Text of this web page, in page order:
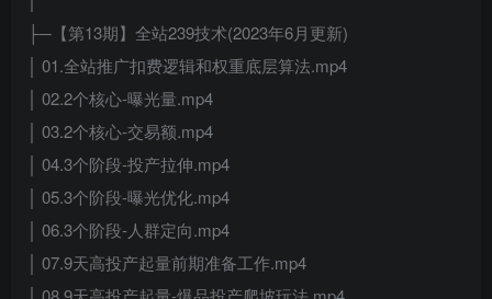
├─【第13期】全站239技术(2023年6月更新)
│ 01.全站推广扣费逻辑和权重底层算法.mp4
│ 02.2个核心-曝光量.mp4
│ 03.2个核心-交易额.mp4
│ 04.3个阶段-投产拉伸.mp4
│ 05.3个阶段-曝光优化.mp4
│ 06.3个阶段-人群定向.mp4
│ 07.9天高投产起量前期准备工作.mp4